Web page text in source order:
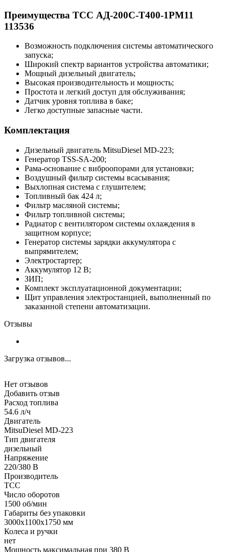
Преимущества ТСС АД-200С-Т400-1РМ11
113536
Возможность подключения системы автоматического
запуска;
Широкий спектр вариантов устройства автоматики;
Мощный дизельный двигатель;
Высокая производительность и мощность;
Простота и легкий доступ для обслуживания;
Датчик уровня топлива в баке;
Легко доступные запасные части.
Комплектация
Дизельный двигатель MitsuDiesel MD-223;
Генератор TSS-SA-200;
Рама-основание с виброопорами для установки;
Воздушный фильтр системы всасывания;
Выхлопная система с глушителем;
Топливный бак 424 л;
Фильтр масляной системы;
Фильтр топливной системы;
Радиатор с вентилятором системы охлаждения в
защитном корпусе;
Генератор системы зарядки аккумулятора с
выпрямителем;
Электростартер;
Аккумулятор 12 В;
ЗИП;
Комплект эксплуатационной документации;
Щит управления электростанцией, выполненный по
заказанной степени автоматизации.
Отзывы
Загрузка отзывов...
Нет отзывов
Добавить отзыв
Расход топлива
54.6 л/ч
Двигатель
MitsuDiesel MD-223
Тип двигателя
дизельный
Напряжение
220/380 В
Производитель
ТСС
Число оборотов
1500 об/мин
Габариты без упаковки
3000х1100х1750 мм
Колеса и ручки
нет
Мощность максимальная при 380 В